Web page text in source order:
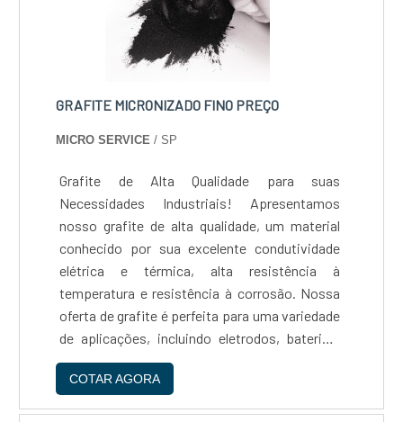
GRAFITE MICRONIZADO FINO PREÇO
MICRO SERVICE / SP
Grafite de Alta Qualidade para suas
Necessidades Industriais! Apresentamos
nosso grafite de alta qualidade, um material
conhecido por sua excelente condutividade
elétrica e térmica, alta resistência à
temperatura e resistência à corrosão. Nossa
oferta de grafite é perfeita para uma variedade
de aplicações, incluindo eletrodos, baterias,
lubrificantes e materiais refratários. Seja para
a fabricação de eletrodos para fornos
elétricos, para uso em baterias de íon-lítio,
COTAR AGORA